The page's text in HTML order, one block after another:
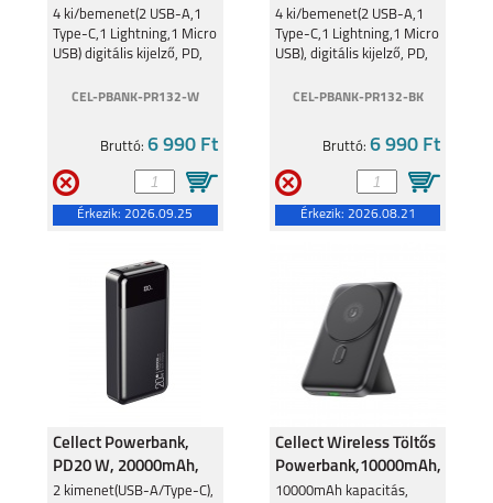
Fehér PR132
10000mAh
4 ki/bemenet(2 USB-A,1
Type-C,1 Lightning,1 Micro
USB) digitális kijelző, PD,
CEL-PBANK-PR132-W
Bruttó: 6 990 Ft
Érkezik:2026.09.25
Fekete PR132
10000mAh
4 ki/bemenet(2 USB-A,1
Type-C,1 Lightning,1 Micro
USB), digitális kijelző, PD,
CEL-PBANK-PR132-BK
Bruttó:6 990 Ft
Érkezik: 2026.08.21
Cellect Powerbank,
PD20 W, 20000mAh,
Fekete
2 kimenet(USB-A/Type-C),
Cellect Wireless Töltős
Powerbank,10000mAh,
Fekete
10000mAh kapacitás,